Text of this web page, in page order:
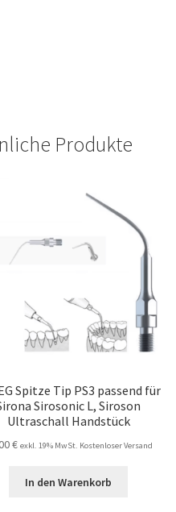
Produkte
Spitze Tip PS3 passend für
Sirosonic L, Siroson
Ultraschall Handstück
€ exkl. 19% MwSt. Kostenloser Versand
In den Warenkorb